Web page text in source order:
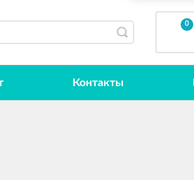
0
Контакты